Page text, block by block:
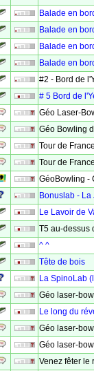
Balade en
Balade en
Balade en
Balade en
#2 - Bord de
# 5 Bord de
Géo Laser-
Géo Bowling
Tour de
Tour de
GéoBowling -
Bonuslab - La
Le Lavoir de
T5 au-dessus
^ ^
Tête de bois
La SpinoLab
Géo laser-
Le long du
Géo laser-
Géo laser-
Venez fêter le